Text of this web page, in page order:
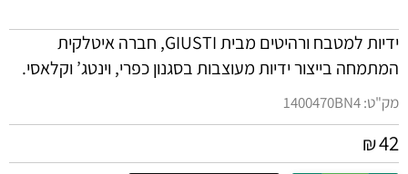
ידיות למטבח ורהיטים מביתGIUSTI, חברה איטלקית
המתמחה בייצור ידיות מעוצבות בסגנון כפרי, וינטג’ וקלאסי.
מק"ט:1400470BN4
₪42